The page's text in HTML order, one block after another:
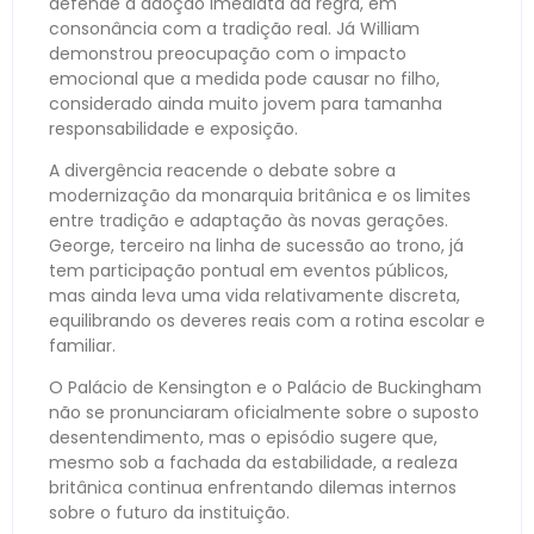
consonância com a tradição real. Já William
demonstrou preocupação com o impacto
emocional que a medida pode causar no filho,
considerado ainda muito jovem para tamanha
responsabilidade e exposição.
A divergência reacende o debate sobre a
modernização da monarquia britânica e os limites
entre tradição e adaptação às novas gerações.
George, terceiro na linha de sucessão ao trono, já
tem participação pontual em eventos públicos,
mas ainda leva uma vida relativamente discreta,
equilibrando os deveres reais com a rotina escolar e
familiar.
O Palácio de Kensington e o Palácio de Buckingham
não se pronunciaram oficialmente sobre o suposto
desentendimento, mas o episódio sugere que,
mesmo sob a fachada da estabilidade, a realeza
britânica continua enfrentando dilemas internos
sobre o futuro da instituição.